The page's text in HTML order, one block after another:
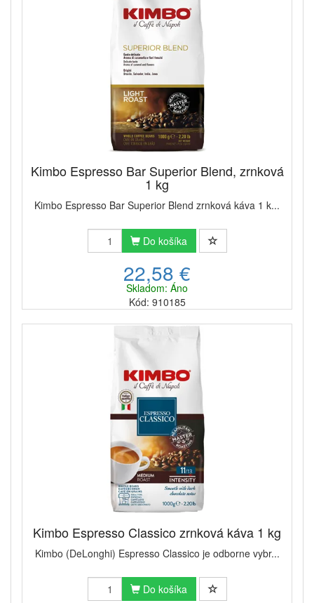
Kimbo Espresso Bar Superior Blend, zrnková
1 kg
Kimbo Espresso Bar Superior Blend zrnková káva 1 k...
Do košíka
22,58 €
Skladom: Áno
Kód: 910185
Kimbo Espresso Classico zrnková káva 1 kg
Kimbo (DeLonghi) Espresso Classico je odborne vybr...
Do košíka